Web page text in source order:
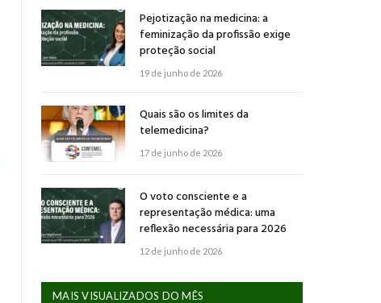
Pejotização na medicina: a
feminização da profissão exige
proteção social
19 de junho de 2026
Quais são os limites da
telemedicina?
17 de junho de 2026
O voto consciente e a
representação médica: uma
reflexão necessária para 2026
12 de junho de 2026
MAIS VISUALIZADOS DO MÊS